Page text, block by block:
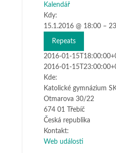
Kalendář
Na této stránce
správně načíst.
Kdy:
15.1.2016 @ 18:00 –
Repeats
2016-01-
2016-01-
Kde:
Katolické gymnázium
Otmarova 30/22
674 01 Třebíč
Česká republika
Kontakt:
Web události